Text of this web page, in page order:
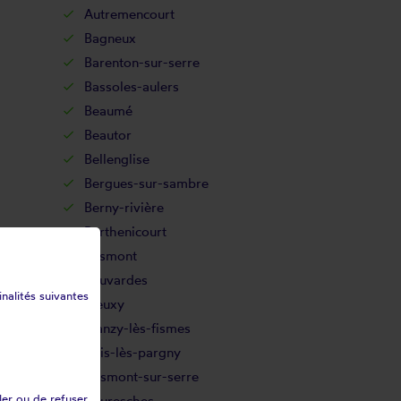
Autremencourt
Bagneux
Barenton-sur-serre
Bassoles-aulers
Beaumé
Beautor
Bellenglise
Bergues-sur-sambre
Berny-rivière
Berthenicourt
Besmont
Beuvardes
Bieuxy
Blanzy-lès-fismes
Bois-lès-pargny
Bosmont-sur-serre
suivantes